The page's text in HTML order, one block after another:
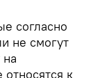
согласно
не смогут
к